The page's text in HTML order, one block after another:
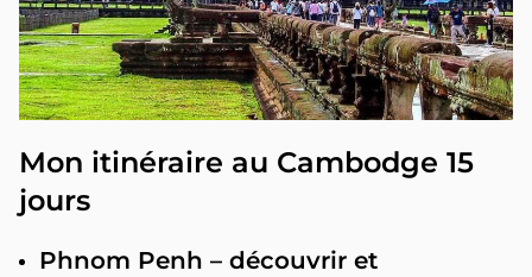
Mon itinéraire au Cambodge 15
jours
Phnom Penh – découvrir et